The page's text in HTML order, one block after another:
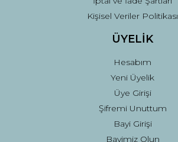
Kişisel Veriler Politikası
ÜYELİK
Hesabım
Yeni Üyelik
Üye Girişi
Şifremi Unuttum
Bayi Girişi
Bayimiz Olun